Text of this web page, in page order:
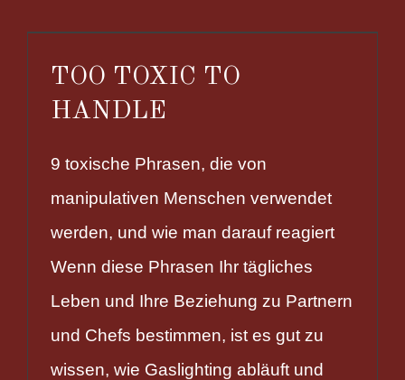
TOO TOXIC TO
HANDLE
9 toxische Phrasen, die von
manipulativen Menschen verwendet
werden, und wie man darauf reagiert
Wenn diese Phrasen Ihr tägliches
Leben und Ihre Beziehung zu Partnern
und Chefs bestimmen, ist es gut zu
wissen, wie Gaslighting abläuft und